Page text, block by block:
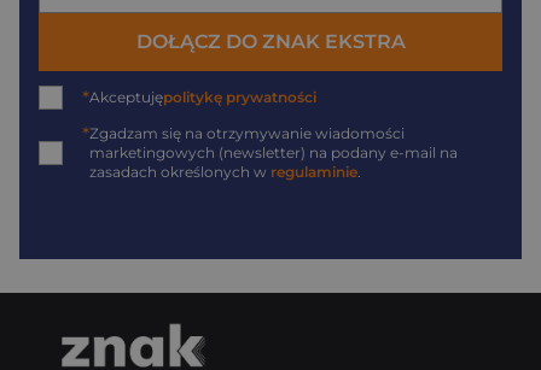
DOŁĄCZ DO ZNAK EKSTRA
*Akceptujępolitykę prywatności
*Zgadzam się na otrzymywanie wiadomości
marketingowych (newsletter) na podany e-mail na
zasadach określonych w regulaminie